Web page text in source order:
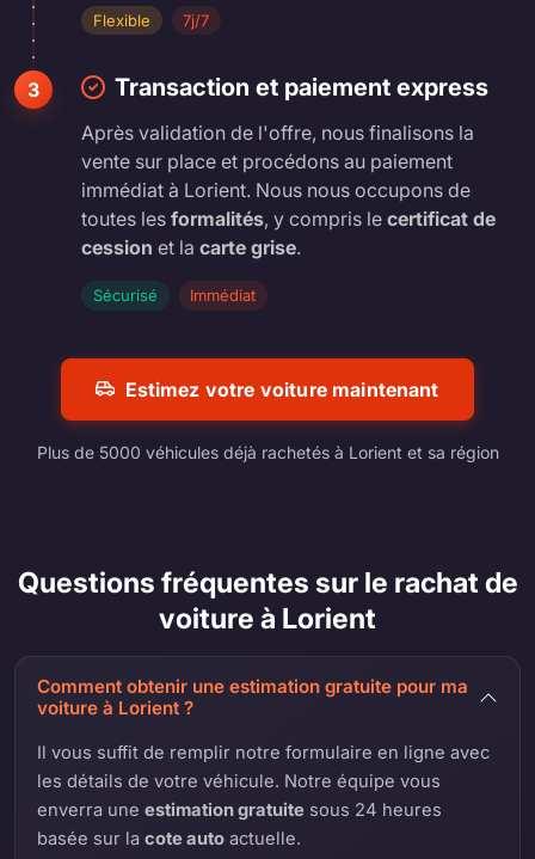
Flexible 7j/7
3 Transaction et paiement express
Après validation de l'offre, nous finalisons la
vente sur place et procédons au paiement
immédiat à Lorient. Nous nous occupons de
toutes les formalités, y compris le certificat de
cession et la carte grise.
Sécurisé Immédiat
Estimez votre voiture maintenant
Plus de 5000 véhicules déjà rachetés à Lorient et sa région
Questions fréquentes sur le rachat de
voiture à Lorient
Comment obtenir une estimation gratuite pour ma
voiture à Lorient ?
Il vous suffit de remplir notre formulaire en ligne avec
les détails de votre véhicule. Notre équipe vous
enverra uneestimation gratuite sous 24 heures
basée sur lacote auto actuelle.